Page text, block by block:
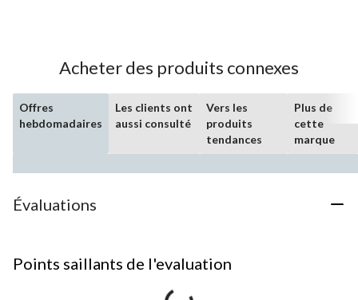
Acheter des produits connexes
Offres
hebdomadaires
Les clients ont
aussi consulté
Vers les
produits
tendances
Plus de
cette
marque
Évaluations
Points saillants de l'evaluation